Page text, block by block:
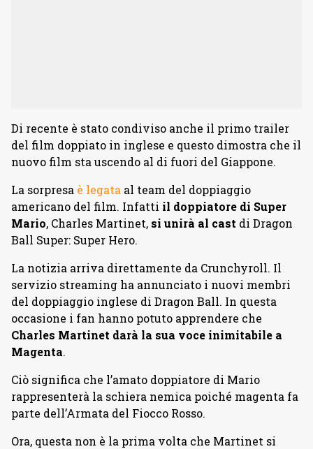
Di recente è stato condiviso anche il primo trailer
del film doppiato in inglese e questo dimostra che il
nuovo film sta uscendo al di fuori del Giappone.
La sorpresa è legata al team del doppiaggio
americano del film. Infatti il doppiatore di Super
Mario, Charles Martinet, si unirà al cast di Dragon
Ball Super: Super Hero.
La notizia arriva direttamente da Crunchyroll. Il
servizio streaming ha annunciato i nuovi membri
del doppiaggio inglese di Dragon Ball. In questa
occasione i fan hanno potuto apprendere che
Charles Martinet darà la sua voce inimitabile a
Magenta.
Ciò significa che l’amato doppiatore di Mario
rappresenterà la schiera nemica poiché magenta fa
parte dell’Armata del Fiocco Rosso.
Ora, questa non è la prima volta che Martinet si